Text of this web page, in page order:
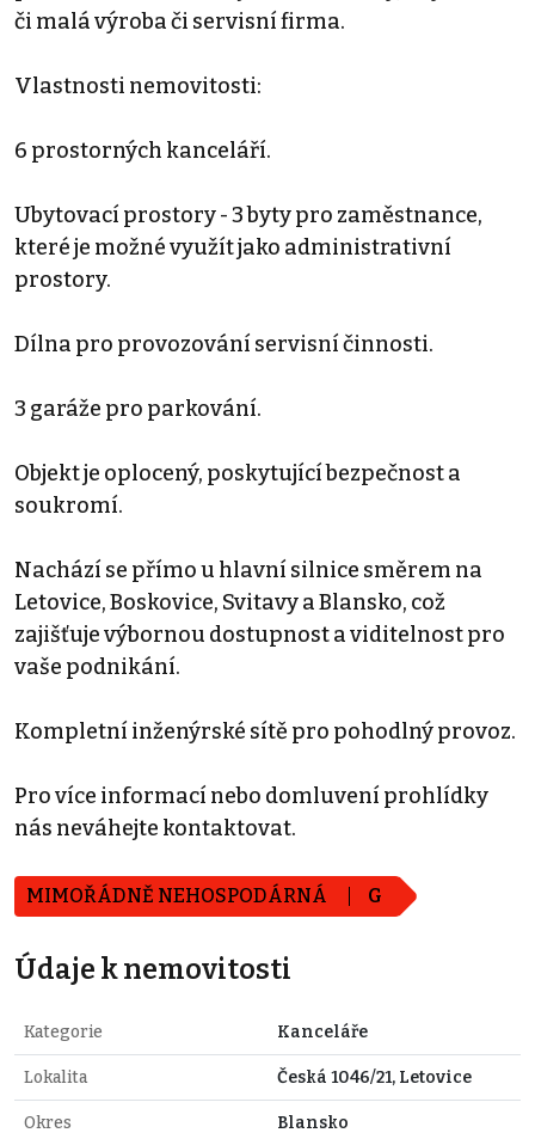
či malá výroba či servisní firma.
Vlastnosti nemovitosti:
6 prostorných kanceláří.
Ubytovací prostory - 3 byty pro zaměstnance,
které je možné využít jako administrativní
prostory.
Dílna pro provozování servisní činnosti.
3 garáže pro parkování.
Objekt je oplocený, poskytující bezpečnost a
soukromí.
Nachází se přímo u hlavní silnice směrem na
Letovice, Boskovice, Svitavy a Blansko, což
zajišťuje výbornou dostupnost a viditelnost pro
vaše podnikání.
Kompletní inženýrské sítě pro pohodlný provoz.
Pro více informací nebo domluvení prohlídky
nás neváhejte kontaktovat.
MIMOŘÁDNĚ NEHOSPODÁRNÁ G
Údaje k nemovitosti
Kategorie Kanceláře
Lokalita Česká 1046/21, Letovice
Okres Blansko